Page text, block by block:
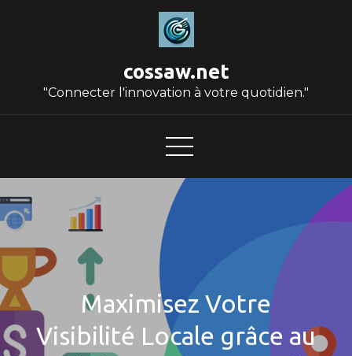
cossaw.net
"Connecter l'innovation à votre quotidien."
Maximisez Votre
Visibilité Locale grâce au